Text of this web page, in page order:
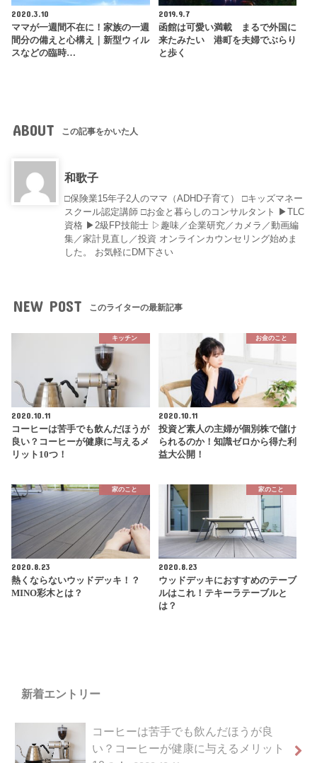
2020.3.10
ママが一週間不在に！家族の一週
間分の備えと心構え｜新型ウィル
スなどの臨時…
2019.9.7
函館は可愛い満載 まるで外国に
来たみたい 港町を夫婦でぶらり
と歩く
ABOUT この記事をかいた人
和歌子
□保険業15年子2人のママ（ADHD子育て） □キッズマネー
スクール認定講師 □お金と暮らしのコンサルタント ▶︎TLC
資格 ▶︎2級FP技能士 ▷趣味／企業研究／カメラ／動画編
集／家計見直し／投資 オンラインカウンセリング始めま
した。 お気軽にDM下さい
NEW POST このライターの最新記事
キッチン
2020.10.11
コーヒーは苦手でも飲んだほうが
良い？コーヒーが健康に与えるメ
リット10つ！
お金のこと
2020.10.11
投資ど素人の主婦が個別株で儲け
られるのか！知識ゼロから得た利
益大公開！
家のこと
2020.8.23
熱くならないウッドデッキ！？
MINO彩木とは？
家のこと
2020.8.23
ウッドデッキにおすすめのテーブ
ルはこれ！テキーラテーブルと
は？
新着エントリー
コーヒーは苦手でも飲んだほうが良
い？コーヒーが健康に与えるメリット